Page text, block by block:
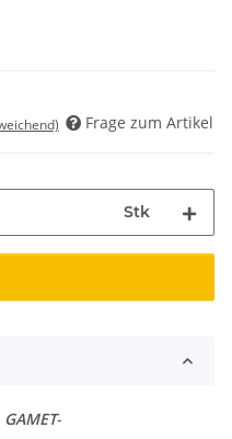
Frage zum Artikel
Stk
GAMET-